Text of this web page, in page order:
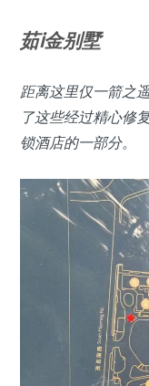
茹i金别墅
距离这里仅一箭之
了这些经过精心修
锁酒店的一部分。